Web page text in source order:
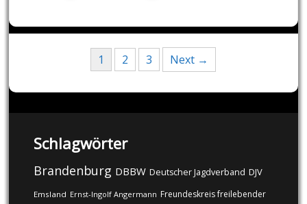
navigation
1 2 3 Next →
Schlagwörter
Brandenburg DBBW Deutscher Jagdverband DJV
Emsland Ernst-Ingolf Angermann Freundeskreis freilebender